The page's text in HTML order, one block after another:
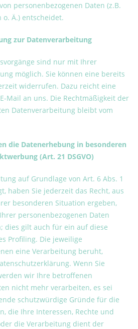
personenbezogenen Daten (z.B.
o. Ä.) entscheidet.
zur Datenverarbeitung
sind nur mit Ihrer
möglich. Sie können eine bereits
widerrufen. Dazu reicht eine
Mail an uns. Die Rechtmäßigkeit der
Datenverarbeitung bleibt vom
die Datenerhebung in besonderen
(Art. 21 DSGVO)
auf Grundlage von Art. 6 Abs. 1
haben Sie jederzeit das Recht, aus
besonderen Situation ergeben,
personenbezogenen Daten
dies gilt auch für ein auf diese
Profiling. Die jeweilige
eine Verarbeitung beruht,
Wenn Sie
wir Ihre betroffenen
nicht mehr verarbeiten, es sei
schutzwürdige Gründe für die
die Ihre Interessen, Rechte und
die Verarbeitung dient der